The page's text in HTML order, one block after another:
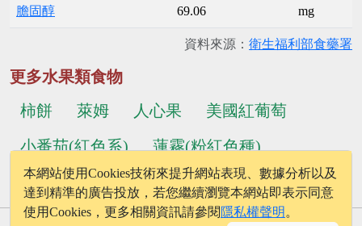
膽固醇 69.06 mg
資料來源： 衛生福利部食藥署
更多水果類食物
柿餅
萊姆 人心果
美國紅葡萄
小番茄(紅色系)
蓮霧(粉紅色種)
...更多食物
本網站使用Cookies技術來提升網站表現、數據分析以及
達到精準的廣告投放，若您繼續瀏覽本網站即表示同意
使用Cookies，更多相關資訊請參閱 隱私權聲明 。